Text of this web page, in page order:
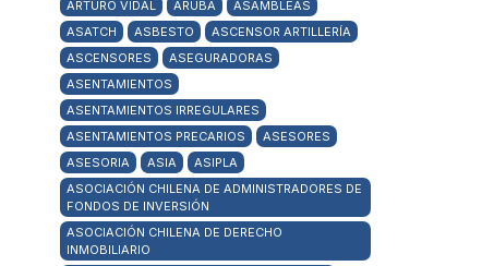
ARTURO VIDAL
ARUBA
ASAMBLEAS
ASATCH
ASBESTO
ASCENSOR ARTILLERÍA
ASCENSORES
ASEGURADORAS
ASENTAMIENTOS
ASENTAMIENTOS IRREGULARES
ASENTAMIENTOS PRECARIOS
ASESORES
ASESORIA
ASIA
ASIPLA
ASOCIACIÓN CHILENA DE ADMINISTRADORES DE
FONDOS DE INVERSIÓN
ASOCIACIÓN CHILENA DE DERECHO
INMOBILIARIO